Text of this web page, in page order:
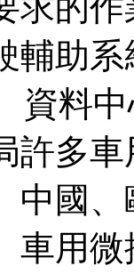
輔助
資料
許多
中國
車用